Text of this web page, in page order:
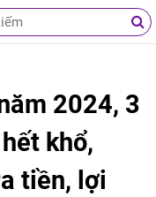
2024, 3
khổ,
tiền, lợi